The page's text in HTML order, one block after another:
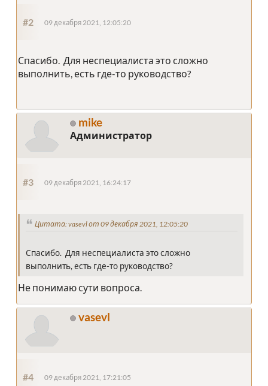
#2 09 декабря 2021, 12:05:20
Спасибо. Для неспециалиста это сложно
выполнить, есть где-то руководство?
mike
Администратор
#3 09 декабря 2021, 16:24:17
Цитата: vasevl от 09 декабря 2021, 12:05:20
Спасибо. Для неспециалиста это сложно
выполнить, есть где-то руководство?
Не понимаю сути вопроса.
vasevl
#4 09 декабря 2021, 17:21:05